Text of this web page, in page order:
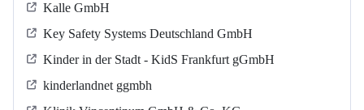
Kalle GmbH
Key Safety Systems Deutschland GmbH
Kinder in der Stadt - KidS Frankfurt gGmbH
kinderlandnet ggmbh